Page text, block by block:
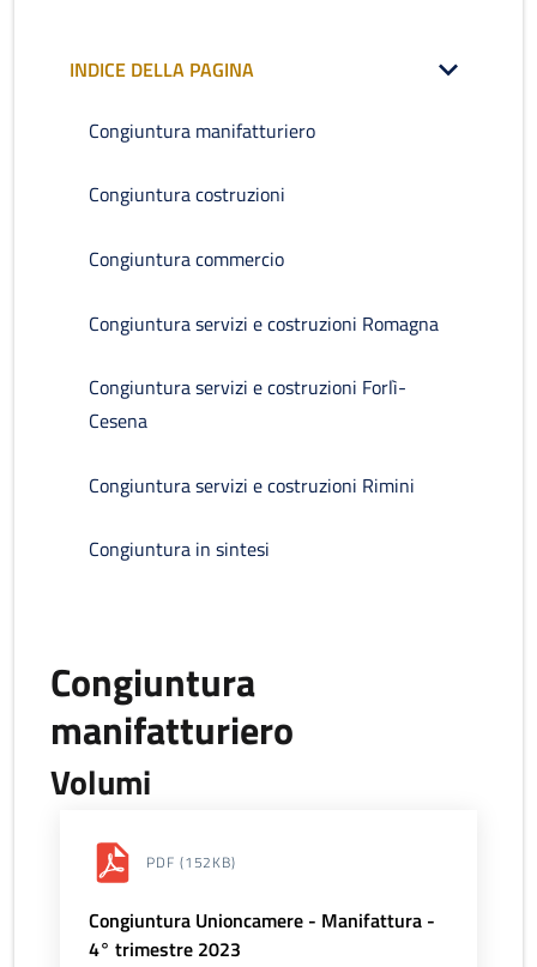
INDICE DELLA PAGINA
Congiuntura manifatturiero
Congiuntura costruzioni
Congiuntura commercio
Congiuntura servizi e costruzioni Romagna
Congiuntura servizi e costruzioni Forlì-
Cesena
Congiuntura servizi e costruzioni Rimini
Congiuntura in sintesi
Congiuntura
manifatturiero
Volumi
PDF (152KB)
Congiuntura Unioncamere - Manifattura -
4° trimestre 2023